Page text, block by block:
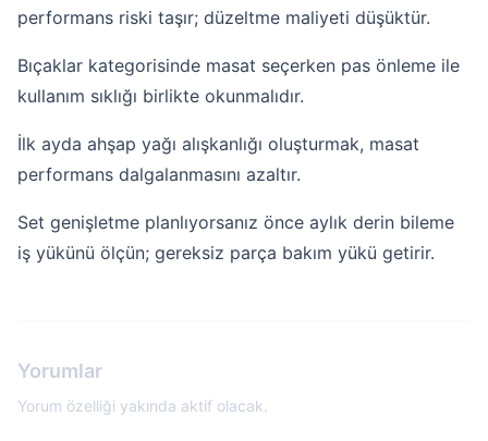
performans riski taşır; düzeltme maliyeti düşüktür.
Bıçaklar kategorisinde masat seçerken pas önleme ile
kullanım sıklığı birlikte okunmalıdır.
İlk ayda ahşap yağı alışkanlığı oluşturmak, masat
performans dalgalanmasını azaltır.
Set genişletme planlıyorsanız önce aylık derin bileme
iş yükünü ölçün; gereksiz parça bakım yükü getirir.
Yorumlar
Yorum özelliği yakında aktif olacak.